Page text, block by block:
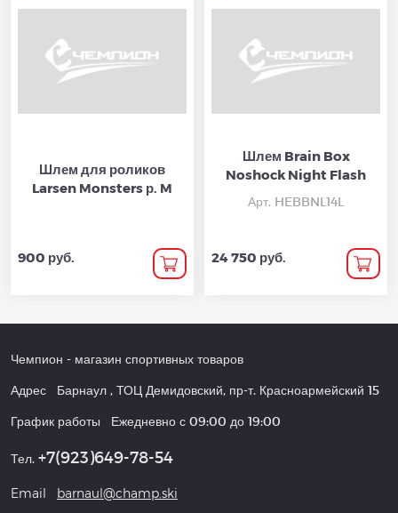
Шлем для роликов
Larsen Monsters р. M
900 руб.
Шлем Brain Box
Noshock Night Flash
Арт. HEBBNL14L
24 750 руб.
Чемпион - магазин спортивных товаров
Адрес Барнаул , ТОЦ Демидовский, пр-т. Красноармейский 15
График работы Ежедневно с 09:00 до 19:00
Тел. +7(923)649-78-54
Email barnaul@champ.ski